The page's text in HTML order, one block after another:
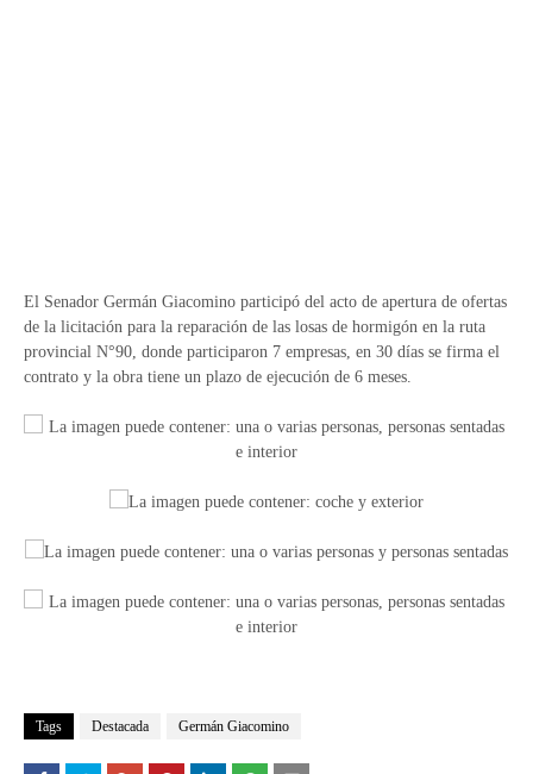
El Senador Germán Giacomino participó del acto de apertura de ofertas
de la licitación para la reparación de las losas de hormigón en la ruta
provincial N°90, donde participaron 7 empresas, en 30 días se firma el
contrato y la obra tiene un plazo de ejecución de 6 meses.
Tags Destacada Germán Giacomino